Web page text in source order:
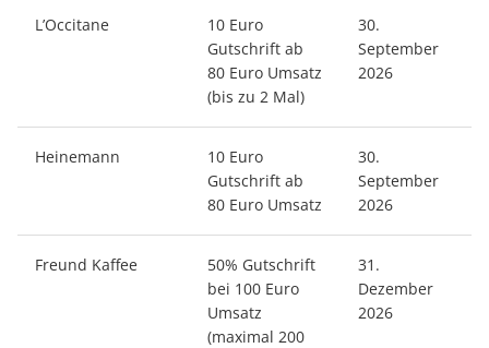
L’Occitane
10 Euro
Gutschrift ab
80 Euro Umsatz
(bis zu 2 Mal)
30.
September
2026
Heinemann
10 Euro
Gutschrift ab
80 Euro Umsatz
30.
September
2026
Freund Kaffee
50% Gutschrift
bei 100 Euro
Umsatz
(maximal 200
31.
Dezember
2026